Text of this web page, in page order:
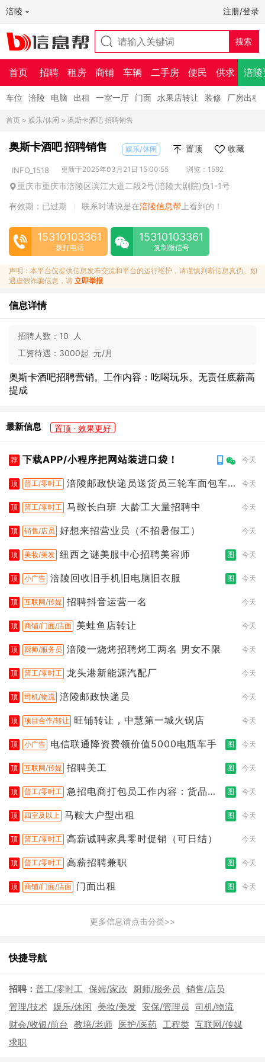
涪陵 注册/登录
首页 招聘 租房 商铺 车辆 二手房 便民 供求 涪陵
车位 涪陵 电脑 出租 一室一厅 门面 水果店转让 装修 厂房出租
首页 > 娱乐/休闲 > 奥斯卡酒吧 招聘销售
奥斯卡酒吧 招聘销售 娱乐/休闲 置顶 收藏
INFO_1518 更新于2025年03月21日 15:00:55 浏览：1592
重庆市重庆市涪陵区滨江大道二段2号(涪陵大剧院)负1-1号
有效期：已过期
联系时请说是在涪陵信息帮 上看到的！
15310103361
拨打电话
15310103361
复制微信号
声明：本平台仅提供信息发布交流和平台的运行维护，请谨慎判断信息真伪。如
遇虚假诈骗信息，请 立即举报
信息详情
招聘人数： 10 人
工资待遇： 3000起 元/月
奥斯卡酒吧招聘营销。工作内容：吃喝玩乐。无责任底薪高
提成
最新信息 置顶 · 效果更好
荐 下载APP/小程序把网站装进口袋！ 今天
顶 普工/零时工 涪陵邮政快递员送货员三轮车面包车
今天
顶 普工/零时工 马鞍长白班 大龄工大量招聘中 今天
顶 销售/店员 好想来招营业员（不招暑假工） 今天
顶 美妆/美发 纽西之谜美服中心招聘美容师 图 今天
顶 小广告 涪陵回收旧手机旧电脑旧衣服 图 今天
顶 互联网/传媒 招聘抖音运营一名 今天
顶 商铺/门面/店面 美蛙鱼店转让 今天
顶 厨师/服务员 涪陵一烧烤招聘烤工两名 男女不限 今天
顶 普工/零时工 龙头港新能源汽配厂 今天
顶 司机/物流 涪陵邮政快递员 今天
顶 项目合作/转让 旺铺转让，中慧第一城火锅店 今天
顶 小广告 电信联通降资费领价值5000电瓶车手 图 今天
顶 互联网/传媒 招聘美工 图 今天
顶 普工/零时工 急招电商打包员工作内容：货品分
图 今天
顶 四室及以上 马鞍大户型出租 图 今天
顶 普工/零时工 高薪诚聘家具零时促销（可日结） 今天
顶 普工/零时工 高薪招聘兼职 图 今天
顶 商铺/门面/店面 门面出租 图 今天
更多信息请点击分类>>
快捷导航
招聘： 普工/零时工 保姆/家政 厨师/服务员 销售/店员
管理/技术 娱乐/休闲 美妆/美发 安保/管理员 司机/物流
财会/收银/前台 教培/老师 医护/医药 工程类 互联网/传媒
求职